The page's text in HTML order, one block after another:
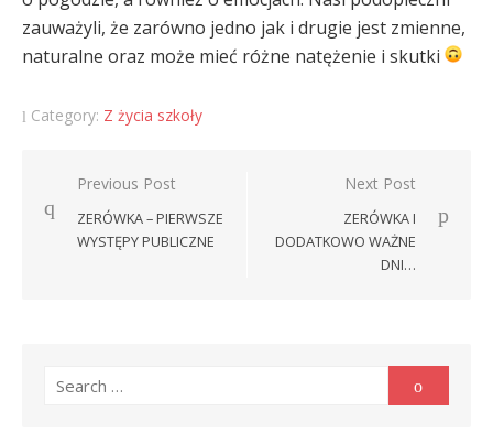
zauważyli, że zarówno jedno jak i drugie jest zmienne,
naturalne oraz może mieć różne natężenie i skutki
Category: Z życia szkoły
Nawigacja
wpisu
Previous Post
ZERÓWKA – PIERWSZE
WYSTĘPY PUBLICZNE
Next Post
ZERÓWKA I
DODATKOWO WAŻNE
DNI…
for: